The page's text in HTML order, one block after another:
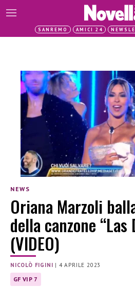
SANREMO AMICI 24
NEWS
Oriana Marzoli
della canzone “Las
(VIDEO)
NICOLÒ FIGINI | 4 APRILE 2023
GF VIP 7